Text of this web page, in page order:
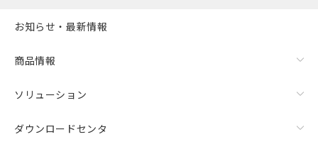
お知らせ・最新情報
商品情報
ソリューション
ダウンロードセンタ